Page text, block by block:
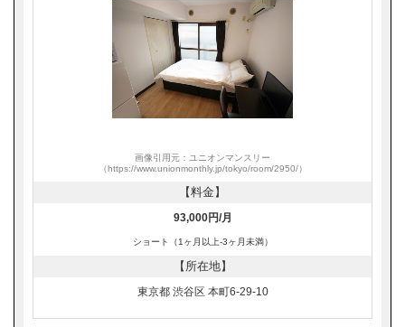
画像引用元：ユニオンマンスリー
（https://www.unionmonthly.jp/tokyo/room/2950/）
【料金】
93,000円/月
ショート（1ヶ月以上-3ヶ月未満）
【所在地】
東京都 渋谷区 本町6-29-10